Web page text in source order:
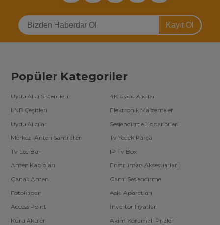
Kayıt Ol
Popüler Kategoriler
Uydu Alıcı Sistemleri
4K Uydu Alıcılar
LNB Çeşitleri
Elektronik Malzemeler
Uydu Alıcılar
Seslendirme Hoparlörleri
Merkezi Anten Santralleri
Tv Yedek Parça
Tv Led Bar
IP Tv Box
Anten Kabloları
Enstrüman Aksesuarları
Çanak Anten
Cami Seslendirme
Fotokapan
Askı Aparatları
Access Point
İnvertör Fiyatları
Kuru Aküler
Akım Korumalı Prizler